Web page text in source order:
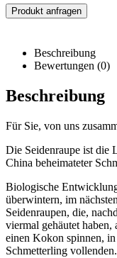
Produkt anfragen
Beschreibung
Bewertungen (0)
Beschreibung
Für Sie, von uns
Die Seidenraupe ist die
China beheimateter
Biologische
überwintern, im
Seidenraupen, die,
viermal gehäutet haben,
einen Kokon spinnen,
Schmetterling vollenden.